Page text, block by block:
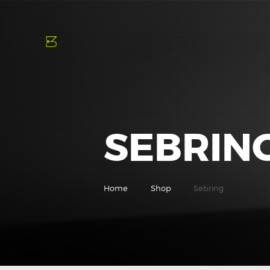
Home Shop Sebring